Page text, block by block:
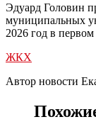
Эдуард Головин
муниципальных
2026 год в первом
ЖКХ
Автор новости